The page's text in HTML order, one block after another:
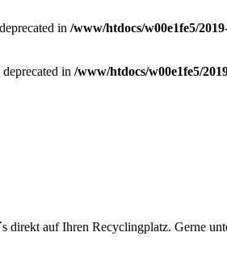
in /www/htdocs/w00e1fe5/
in /www/htdocs/w00e1fe5/
auf Ihren Recyclingplatz. Gerne